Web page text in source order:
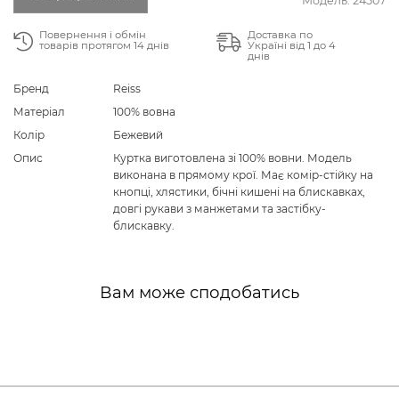
Повернення і обмін
товарів протягом 14 днів
Доставка по
Україні від 1 до 4
днів
Бренд
Reiss
Матеріал
100% вовна
Колір
Бежевий
Опис
Куртка виготовлена зі 100% вовни. Модель
виконана в прямому крої. Має комір-стійку на
кнопці, хлястики, бічні кишені на блискавках,
довгі рукави з манжетами та застібку-
блискавку.
Вам може сподобатись